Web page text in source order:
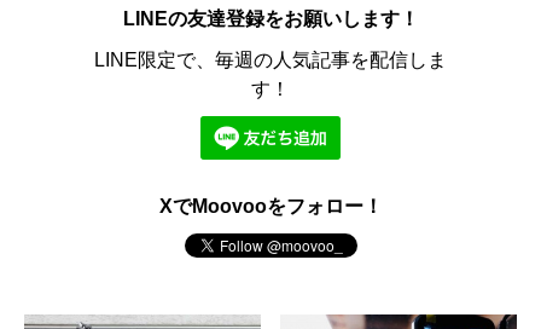
LINEの友達登録をお願いします！
LINE限定で、毎週の人気記事を配信しま
す！
XでMoovooをフォロー！